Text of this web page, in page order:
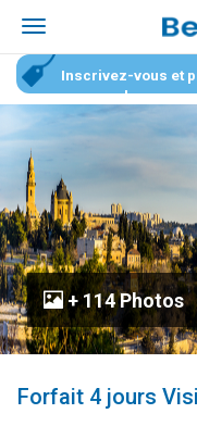
Inscrivez-vous et
aux membres
+ 114 Photos
Forfait 4 jours